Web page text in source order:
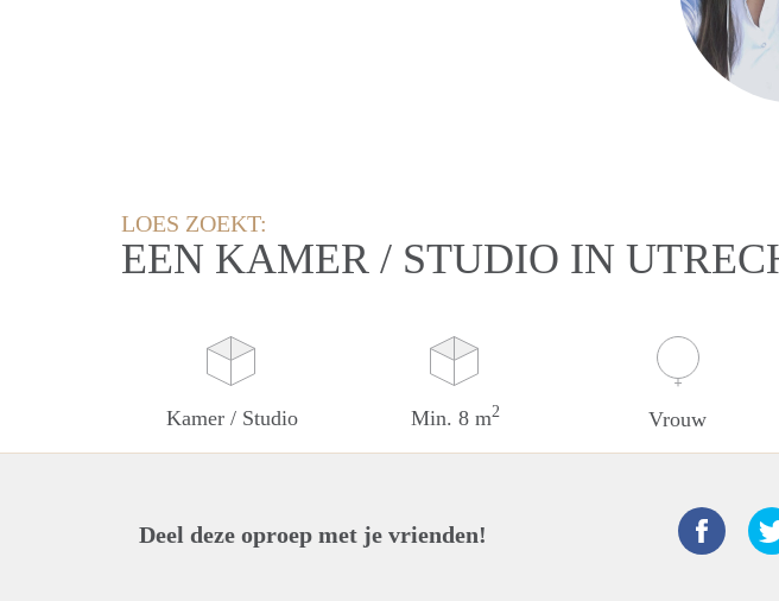
LOES ZOEKT:
EEN KAMER / STUDIO IN
Kamer / Studio Min. 8 m2 Vrouw
Deel deze oproep met je vrienden!